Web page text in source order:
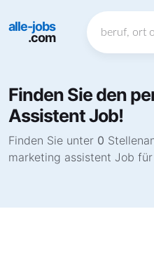
alle-jobs
.com
Finden Sie den
Assistent Job!
Finden Sie unter 0
marketing assistent Job